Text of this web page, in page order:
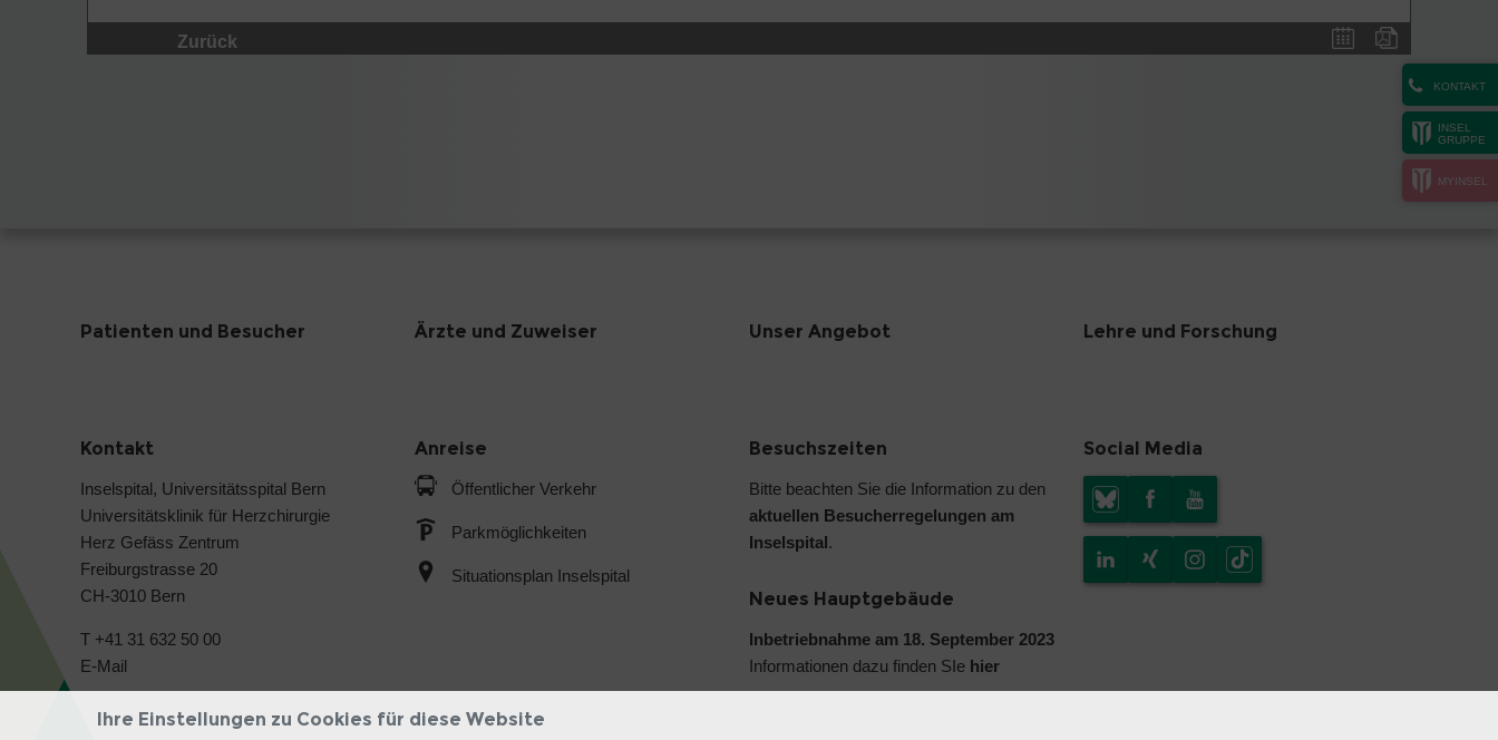
KONTAKT
INSEL
GRUPPE
MYINSEL
Zurück
Patienten und Besucher Ärzte und Zuweiser Unser Angebot Lehre und Forschung
Kontakt
Inselspital, Universitätsspital Bern
Universitätsklinik für Herzchirurgie
Herz Gefäss Zentrum
Freiburgstrasse 20
CH-3010 Bern
T +41 31 632 50 00
E-Mail
Anreise
Öffentlicher Verkehr
Parkmöglichkeiten
Situationsplan Inselspital
Besuchszeiten
Bitte beachten Sie die Information zu den
aktuellen Besucherregelungen am
Inselspital.
Neues Hauptgebäude
Inbetriebnahme am 18. September 2023
Informationen dazu finden SIe hier
Social Media
Ihre Einstellungen zu Cookies für diese Website